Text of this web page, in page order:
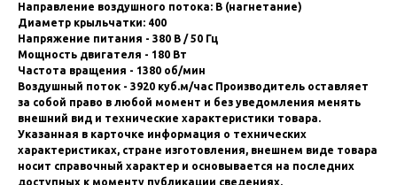
Направление воздушного потока: B (нагнетание)
Диаметр крыльчатки: 400
Напряжение питания - 380 В / 50 Гц
Мощность двигателя - 180 Вт
Частота вращения - 1380 об/мин
Воздушный поток - 3920 куб.м/час Производитель оставляет
за собой право в любой момент и без уведомления менять
внешний вид и технические характеристики товара.
Указанная в карточке информация о технических
характеристиках, стране изготовления, внешнем виде товара
носит справочный характер и основывается на последних
доступных к моменту публикации сведениях.